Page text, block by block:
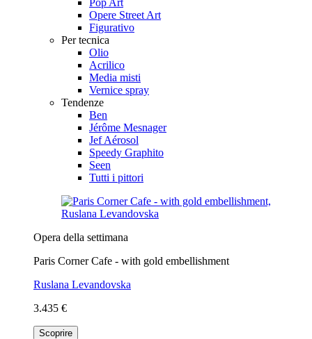
Opere Street Art
Figurativo
Per tecnica
Olio
Acrilico
Media misti
Vernice spray
Tendenze
Ben
Jérôme Mesnager
Jef Aérosol
Speedy Graphito
Seen
Tutti i pittori
Opera della settimana
Paris Corner Cafe - with gold embellishment
Ruslana Levandovska
3.435 €
Scoprire